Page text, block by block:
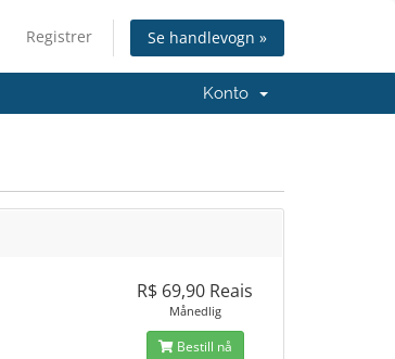
Registrer Se handlevogn »
Konto
R$ 69,90 Reais
Månedlig
Bestill nå